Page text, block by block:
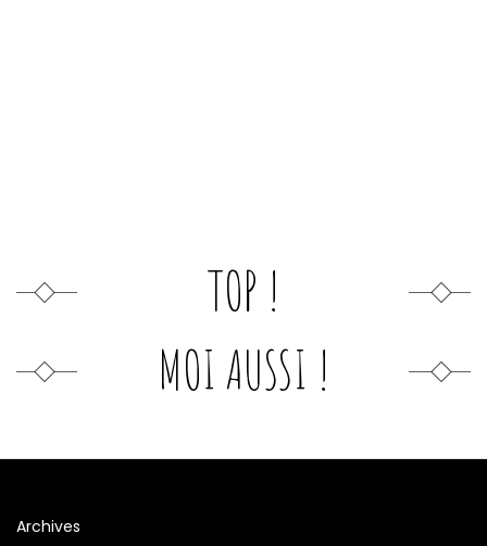
TOP !
MOI AUSSI !
Archives